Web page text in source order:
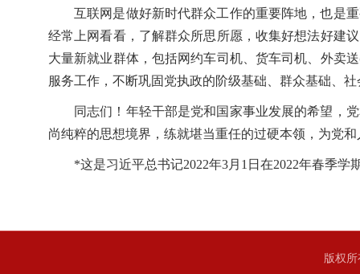
互联网是做好新时代群众工作的重要阵地，也是
经常上网看看，了解群众所思所愿，收集好想法好建
大量新就业群体，包括网约车司机、货车司机、外卖
服务工作，不断巩固党执政的阶级基础、群众基础、
同志们！年轻干部是党和国家事业发展的希望，
尚纯粹的思想境界，练就堪当重任的过硬本领，为党
*这是习近平总书记2022年3月1日在2022年春季
版权